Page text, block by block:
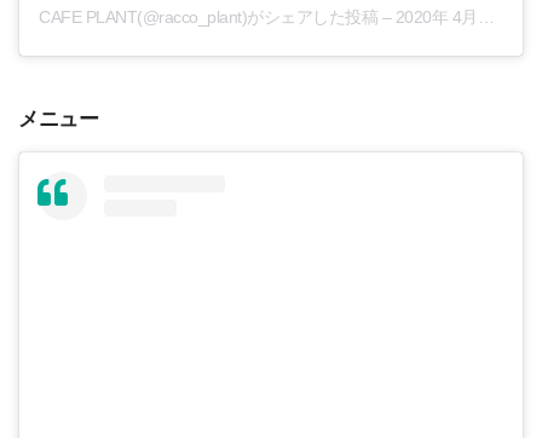
CAFE PLANT(@racco_plant)がシェアした投稿 – 2020年 4月月25日午前6時22分PDT
メニュー